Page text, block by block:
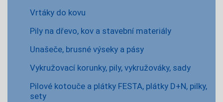
Vrtáky do kovu
Pily na dřevo, kov a stavební materiály
Unašeče, brusné výseky a pásy
Vykružovací korunky, pily, vykružováky, sady
Pilové kotouče a plátky FESTA, plátky D+N, pilky,
sety